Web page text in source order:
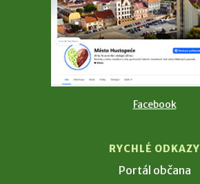
Facebook
RYCHLÉ ODKAZY
Portál občana